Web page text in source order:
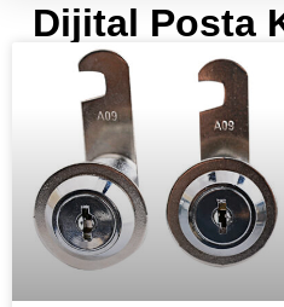
​​Dijital Posta